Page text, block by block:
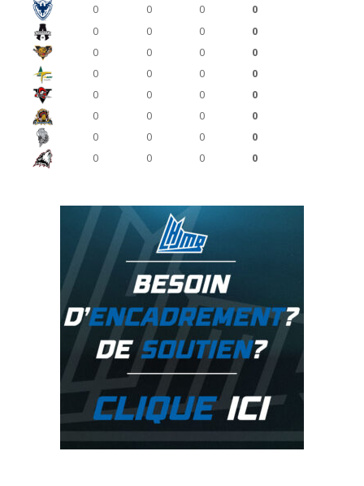
0
0 0
0
0
0 0
0
0
0 0
0
0
0 0
0
0
0 0
0
0
0 0
0
0
0 0
0
0
0 0 0